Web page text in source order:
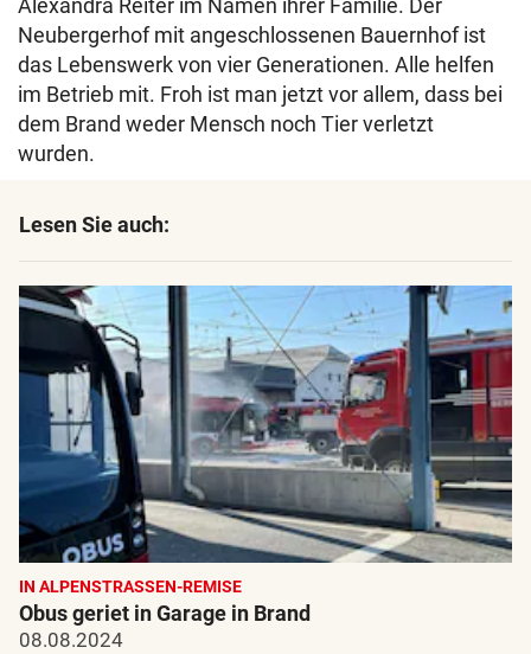
Neubergerhof mit angeschlossenen Bauernhof ist
das Lebenswerk von vier Generationen. Alle helfen
im Betrieb mit. Froh ist man jetzt vor allem, dass bei
dem Brand weder Mensch noch Tier verletzt
wurden.
Lesen Sie auch:
IN ALPENSTRASSEN-REMISE
Obus geriet in Garage in Brand
08.08.2024